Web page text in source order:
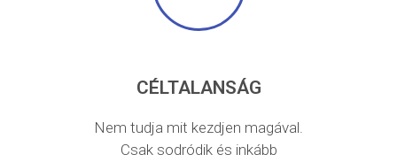
CÉLTALANSÁG
Nem tudja mit kezdjen magával.
Csak sodródik és inkább